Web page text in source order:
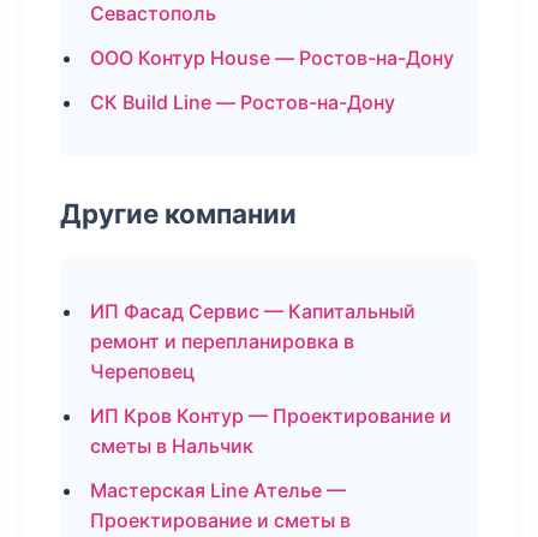
Севастополь
ООО Контур House — Ростов-на-Дону
СК Build Line — Ростов-на-Дону
Другие компании
ИП Фасад Сервис — Капитальный
ремонт и перепланировка в
Череповец
ИП Кров Контур — Проектирование и
сметы в Нальчик
Мастерская Line Ателье —
Проектирование и сметы в